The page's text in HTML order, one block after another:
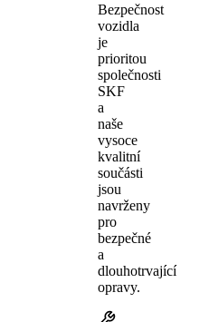
Bezpečnost
vozidla
je
prioritou
společnosti
SKF
a
naše
vysoce
kvalitní
součásti
jsou
navrženy
pro
bezpečné
a
dlouhotrvající
opravy.